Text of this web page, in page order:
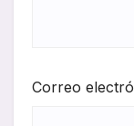
Correo